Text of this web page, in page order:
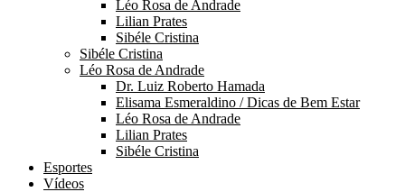
Léo Rosa de Andrade
Lilian Prates
Sibéle Cristina
Sibéle Cristina
Léo Rosa de Andrade
Dr. Luiz Roberto Hamada
Elisama Esmeraldino / Dicas de Bem Estar
Léo Rosa de Andrade
Lilian Prates
Sibéle Cristina
Esportes
Vídeos